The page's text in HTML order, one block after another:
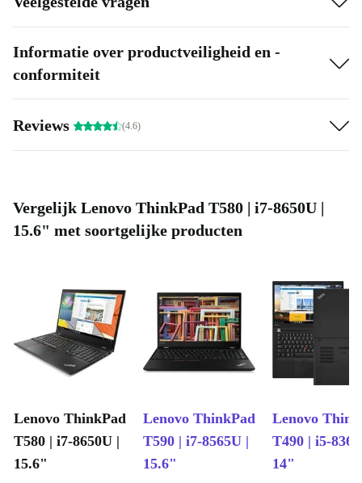
gegarandeerd.
Informatie over productveiligheid en -
conformiteit
Reviews (4.6)
Vergelijk Lenovo ThinkPad T580 | i7-8650U |
15.6" met soortgelijke producten
Lenovo ThinkPad
T580 | i7-8650U |
15.6"
Lenovo ThinkPad
T590 | i7-8565U |
15.6"
Lenovo
T490 | i5-
14"